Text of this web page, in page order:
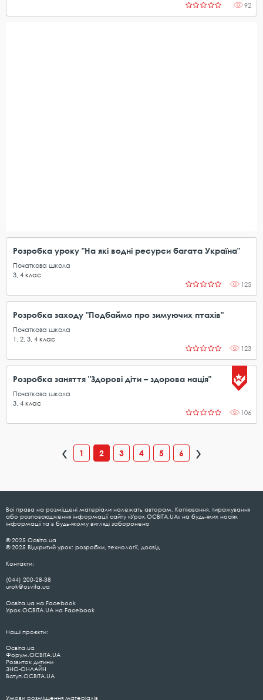
92
Розробка уроку "На які водні ресурси багата Україна"
Початкова школа
3 4 клас
125
Розробка заходу "Подбаймо про зимуючих птахів"
Початкова школа
1
2 3 4 клас
123
Розробка заняття "Здорові діти – здорова нація"
Початкова школа
3 4 клас
106
1 2 3 4 5 6
Всі права на розміщені матеріали належать авторам. Копіювання, тиражування
або розповсюдження інформації сайту «Урок.ОСВІТА.UA» на будь-яких носіях
інформації та в будь-якому вигляді заборонено
© 2025 Освіта.ua
© 2025 Відкритий урок: розробки, технології, досвід
Контакти:
(044) 200-28-38
urok@osvita.ua
Освіта.ua на Facebook
Урок.ОСВІТА.UA на Facebook
Наші проєкти:
Освіта.ua
Форум.ОСВІТА.UA
Розвиток дитини
ЗНО-ОНЛАЙН
Вступ.ОСВІТА.UA
Умови розміщення матеріалів